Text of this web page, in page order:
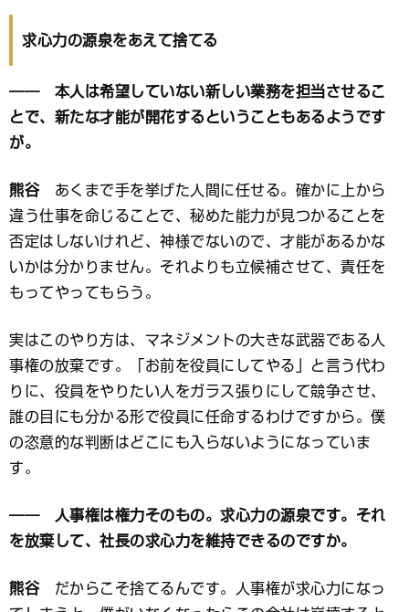
求心力の源泉をあえて捨てる
―― 本人は希望していない新しい業務を担当させるこ
とで、新たな才能が開花するということもあるようです
が。
熊谷あくまで手を挙げた人間に任せる。確かに上から
違う仕事を命じることで、秘めた能力が見つかることを
否定はしないけれど、神様でないので、才能があるかな
いかは分かりません。それよりも立候補させて、責任を
もってやってもらう。
実はこのやり方は、マネジメントの大きな武器である人
事権の放棄です。「お前を役員にしてやる」と言う代わ
りに、役員をやりたい人をガラス張りにして競争させ、
誰の目にも分かる形で役員に任命するわけですから。僕
の恣意的な判断はどこにも入らないようになっていま
す。
―― 人事権は権力そのもの。求心力の源泉です。それ
を放棄して、社長の求心力を維持できるのですか。
熊谷だからこそ捨てるんです。人事権が求心力になっ